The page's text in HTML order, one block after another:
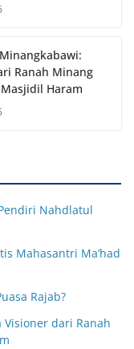
Ranah Minang
Haram
Nahdlatul
Mahasantri Ma’had
Rajab?
dari Ranah